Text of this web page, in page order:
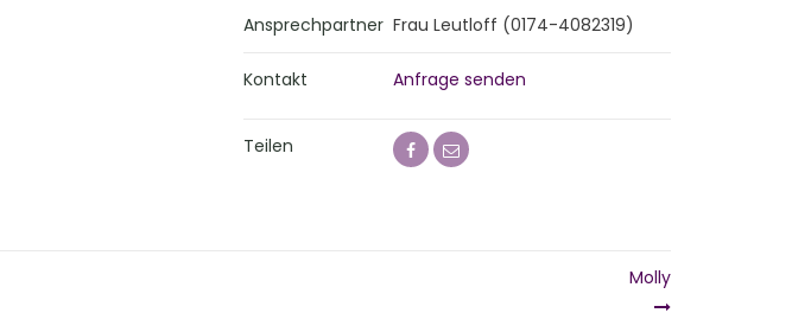
Ansprechpartner Frau Leutloff (0174-4082319)
Kontakt Anfrage senden
Teilen
Molly